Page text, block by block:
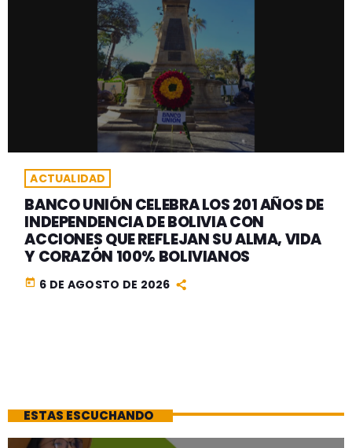
ACTUALIDAD
BANCO UNIÓN CELEBRA LOS 201 AÑOS DE
INDEPENDENCIA DE BOLIVIA CON
ACCIONES QUE REFLEJAN SU ALMA, VIDA
Y CORAZÓN 100% BOLIVIANOS
today 6 DE AGOSTO DE 2026
ESTAS ESCUCHANDO